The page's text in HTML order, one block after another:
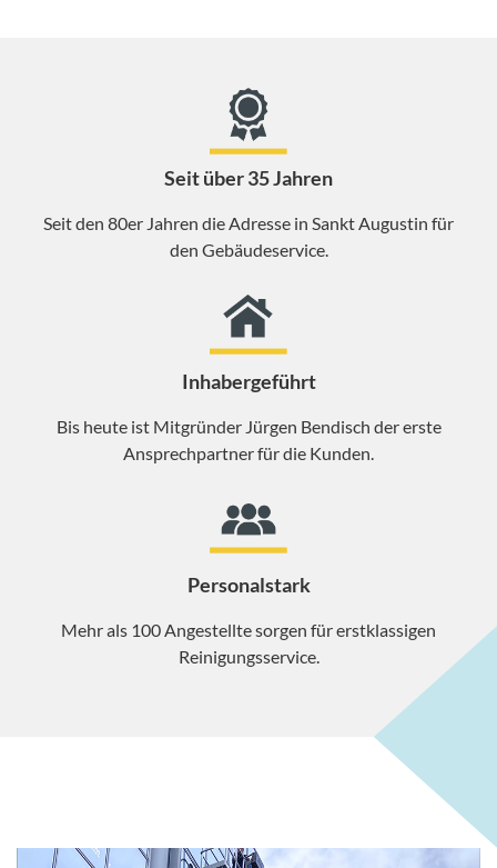
Seit über 35 Jahren
Seit den 80er Jahren die Adresse in Sankt Augustin für
den Gebäudeservice.
Inhabergeführt
Bis heute ist Mitgründer Jürgen Bendisch der erste
Ansprechpartner für die Kunden.
Personalstark
Mehr als 100 Angestellte sorgen für erstklassigen
Reinigungsservice.